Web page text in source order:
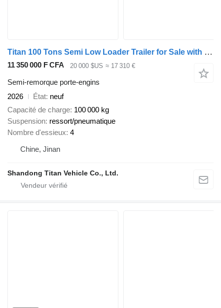
Titan 100 Tons Semi Low Loader Trailer for Sale with Exposed Tyre
11 350 000 F CFA 20 000 $US ≈ 17 310 €
Semi-remorque porte-engins
2026
État neuf
Capacité de charge 100 000 kg
Suspension ressort/pneumatique
Nombre d'essieux 4
Chine, Jinan
Shandong Titan Vehicle Co., Ltd.